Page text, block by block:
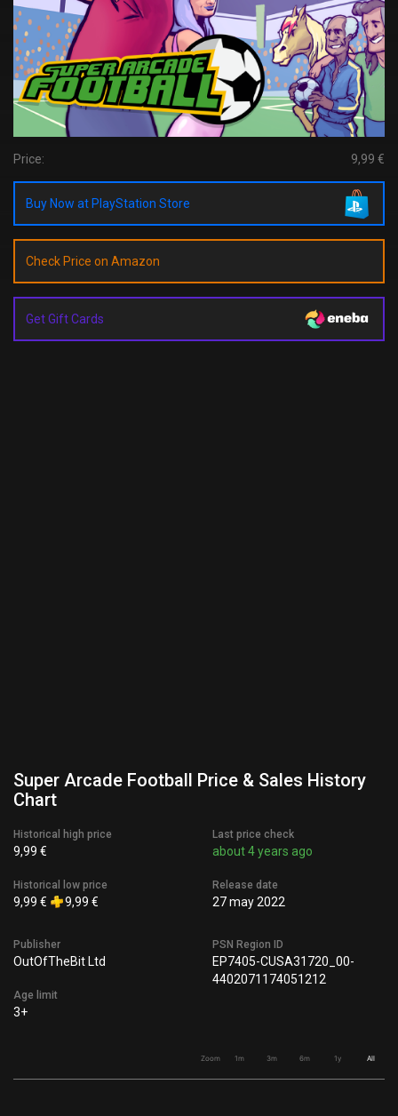
Price: 9,99 €
Buy Now at PlayStation Store
Check Price on Amazon
Get Gift Cards
Super Arcade Football Price & Sales History
Chart
Historical high price
9,99 €
Historical low price
9,99 € 9,99 €
Last price check
about 4 years ago
Release date
27 may 2022
Publisher
OutOfTheBit Ltd
Age limit
3+
PSN Region ID
EP7405-CUSA31720_00-
4402071174051212
Zoom 1m 3m 6m 1y All